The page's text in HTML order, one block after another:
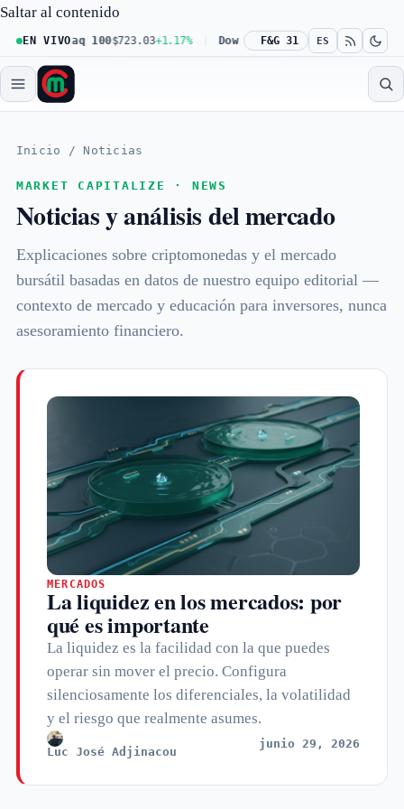
Saltar al contenido
EN VIVO
Nasdaq 100$723.03+1.17% Dow 30$539.62+0.27% Russell
F&G 31 ES
Inicio / Noticias
MARKET CAPITALIZE · NEWS
Noticias y análisis del mercado
Explicaciones sobre criptomonedas y el mercado
bursátil basadas en datos de nuestro equipo editorial —
contexto de mercado y educación para inversores, nunca
asesoramiento financiero.
MERCADOS
La liquidez en los mercados: por
qué es importante
La liquidez es la facilidad con la que puedes
operar sin mover el precio. Configura
silenciosamente los diferenciales, la volatilidad
y el riesgo que realmente asumes.
Luc José Adjinacou
junio 29, 2026